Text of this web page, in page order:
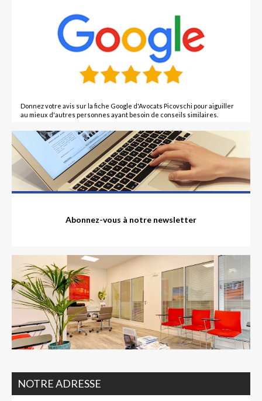
Donnez votre avis sur la fiche Google d'Avocats Picovschi pour aiguiller
au mieux d'autres personnes ayant besoin de conseils similaires.
Abonnez-vous à notre newsletter
NOTRE ADRESSE